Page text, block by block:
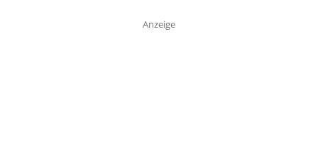
Anzeige